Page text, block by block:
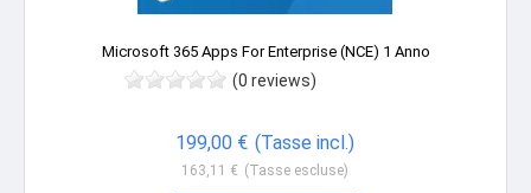
Microsoft 365 Apps For Enterprise (NCE) 1 Anno
(0 reviews)
199,00 € (Tasse incl.)
163,11 € (Tasse escluse)